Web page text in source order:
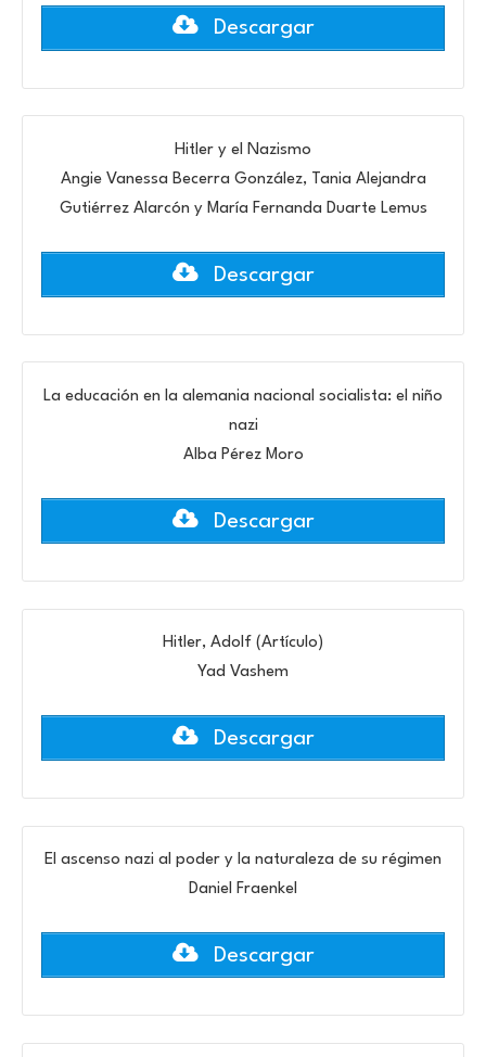
Descargar
Hitler y el Nazismo
Angie Vanessa Becerra González, Tania Alejandra
Gutiérrez Alarcón y María Fernanda Duarte Lemus
Descargar
La educación en la alemania nacional socialista: el niño
nazi
Alba Pérez Moro
Descargar
Hitler, Adolf (Artículo)
Yad Vashem
Descargar
El ascenso nazi al poder y la naturaleza de su régimen
Daniel Fraenkel
Descargar